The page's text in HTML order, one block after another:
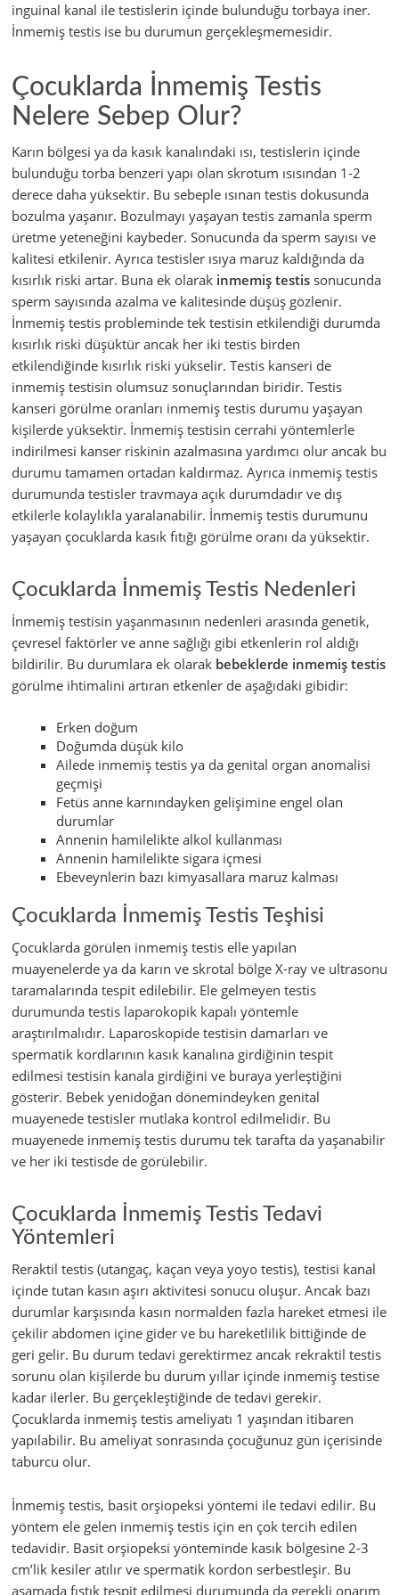
inguinal kanal ile testislerin içinde bulunduğu torbaya iner.
İnmemiş testis ise bu durumun gerçekleşmemesidir.
Çocuklarda İnmemiş Testis
Nelere Sebep Olur?
Karın bölgesi ya da kasık kanalındaki ısı, testislerin içinde
bulunduğu torba benzeri yapı olan skrotum ısısından 1-2
derece daha yüksektir. Bu sebeple ısınan testis dokusunda
bozulma yaşanır. Bozulmayı yaşayan testis zamanla sperm
üretme yeteneğini kaybeder. Sonucunda da sperm sayısı ve
kalitesi etkilenir. Ayrıca testisler ısıya maruz kaldığında da
kısırlık riski artar. Buna ek olarak inmemiş testis sonucunda
sperm sayısında azalma ve kalitesinde düşüş gözlenir.
İnmemiş testis probleminde tek testisin etkilendiği durumda
kısırlık riski düşüktür ancak her iki testis birden
etkilendiğinde kısırlık riski yükselir. Testis kanseri de
inmemiş testisin olumsuz sonuçlarından biridir. Testis
kanseri görülme oranları inmemiş testis durumu yaşayan
kişilerde yüksektir. İnmemiş testisin cerrahi yöntemlerle
indirilmesi kanser riskinin azalmasına yardımcı olur ancak bu
durumu tamamen ortadan kaldırmaz. Ayrıca inmemiş testis
durumunda testisler travmaya açık durumdadır ve dış
etkilerle kolaylıkla yaralanabilir. İnmemiş testis durumunu
yaşayan çocuklarda kasık fıtığı görülme oranı da yüksektir.
Çocuklarda İnmemiş Testis Nedenleri
İnmemiş testisin yaşanmasının nedenleri arasında genetik,
çevresel faktörler ve anne sağlığı gibi etkenlerin rol aldığı
bildirilir. Bu durumlara ek olarak bebeklerde inmemiş testis
görülme ihtimalini artıran etkenler de aşağıdaki gibidir:
Erken doğum
Doğumda düşük kilo
Ailede inmemiş testis ya da genital organ anomalisi
geçmişi
Fetüs anne karnındayken gelişimine engel olan
durumlar
Annenin hamilelikte alkol kullanması
Annenin hamilelikte sigara içmesi
Ebeveynlerin bazı kimyasallara maruz kalması
Çocuklarda İnmemiş Testis Teşhisi
Çocuklarda görülen inmemiş testis elle yapılan
muayenelerde ya da karın ve skrotal bölge X-ray ve ultrasonu
taramalarında tespit edilebilir. Ele gelmeyen testis
durumunda testis laparokopik kapalı yöntemle
araştırılmalıdır. Laparoskopide testisin damarları ve
spermatik kordlarının kasık kanalına girdiğinin tespit
edilmesi testisin kanala girdiğini ve buraya yerleştiğini
gösterir. Bebek yenidoğan dönemindeyken genital
muayenede testisler mutlaka kontrol edilmelidir. Bu
muayenede inmemiş testis durumu tek tarafta da yaşanabilir
ve her iki testisde de görülebilir.
Çocuklarda İnmemiş Testis Tedavi
Yöntemleri
Reraktil testis (utangaç, kaçan veya yoyo testis), testisi kanal
içinde tutan kasın aşırı aktivitesi sonucu oluşur. Ancak bazı
durumlar karşısında kasın normalden fazla hareket etmesi ile
çekilir abdomen içine gider ve bu hareketlilik bittiğinde de
geri gelir. Bu durum tedavi gerektirmez ancak rekraktil testis
sorunu olan kişilerde bu durum yıllar içinde inmemiş testise
kadar ilerler. Bu gerçekleştiğinde de tedavi gerekir.
Çocuklarda inmemiş testis ameliyatı 1 yaşından itibaren
yapılabilir. Bu ameliyat sonrasında çocuğunuz gün içerisinde
taburcu olur.
İnmemiş testis, basit orşiopeksi yöntemi ile tedavi edilir. Bu
yöntem ele gelen inmemiş testis için en çok tercih edilen
tedavidir. Basit orşiopeksi yönteminde kasık bölgesine 2-3
cm’lik kesiler atılır ve spermatik kordon serbestleşir. Bu
aşamada fıstık tespit edilmesi durumunda da gerekli onarım